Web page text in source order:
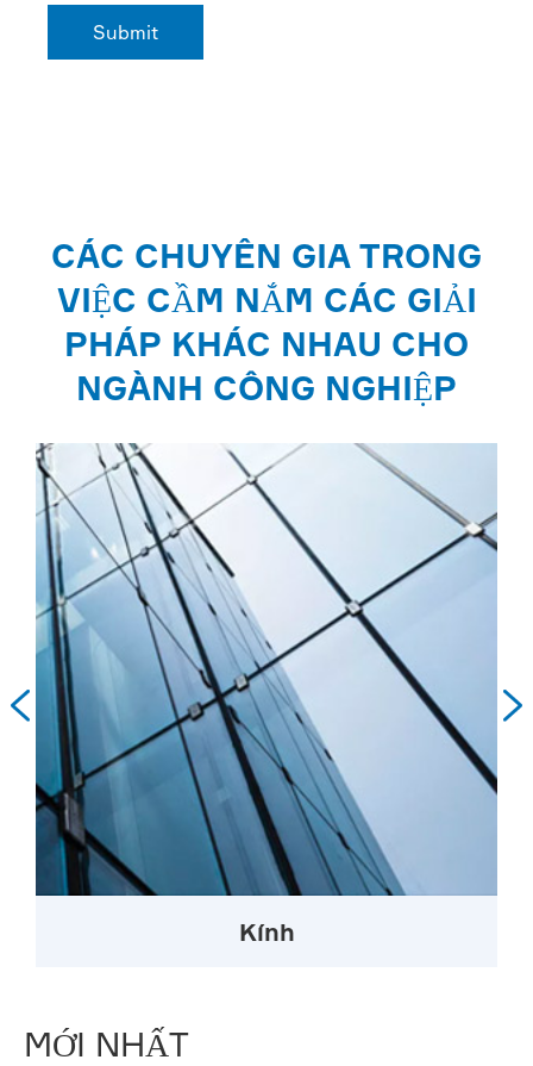
CÁC CHUYÊN GIA TRONG
VIỆC CẦM NẮM CÁC GIẢI
PHÁP KHÁC NHAU CHO
NGÀNH CÔNG NGHIỆP
Kính
 
MỚI NHẤT